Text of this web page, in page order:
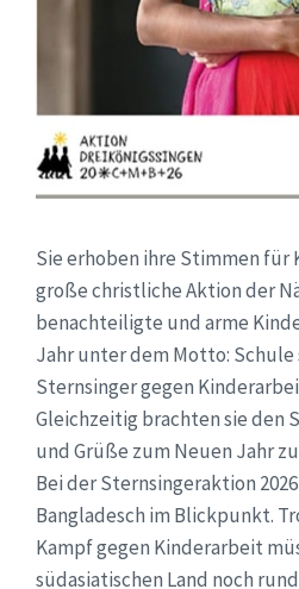
Sie erhoben ihre Stimmen für
große christliche Aktion der
benachteiligte und arme
Jahr unter dem Motto:
Sternsinger gegen
Gleichzeitig brachten sie den
und Grüße zum Neuen Jahr
Bei der Sternsingeraktion
Bangladesch im Blickpunkt.
Kampf gegen Kinderarbeit
südasiatischen Land noch